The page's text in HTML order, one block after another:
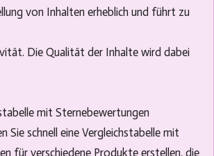
von Inhalten erheblich und führt zu
Die Qualität der Inhalte wird dabei
mit Sternebewertungen
Sie schnell eine Vergleichstabelle mit
für verschiedene Produkte erstellen, die